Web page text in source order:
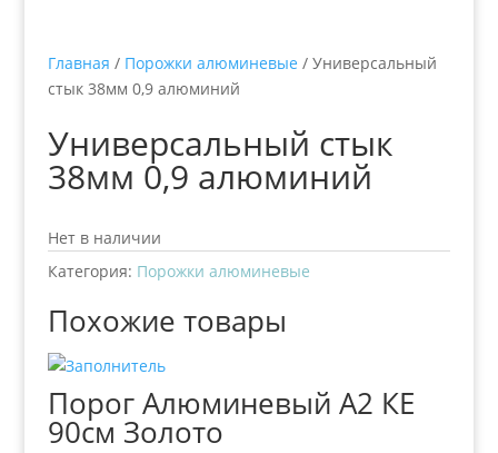
Главная / Порожки алюминевые / Универсальный
стык 38мм 0,9 алюминий
Универсальный стык
38мм 0,9 алюминий
Нет в наличии
Категория: Порожки алюминевые
Похожие товары
Порог Алюминевый А2 КЕ
90см Золото